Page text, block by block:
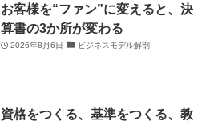
お客様を“ファン”に変えると、決
算書の3か所が変わる
2026年8月6日 ビジネスモデル解剖
資格をつくる、基準をつくる、教